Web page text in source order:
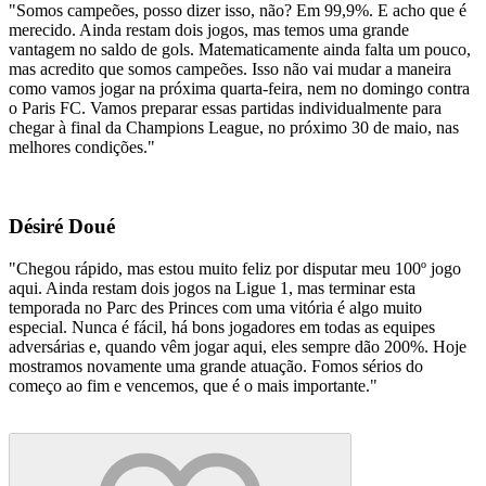
"Somos campeões, posso dizer isso, não? Em 99,9%. E acho que é
merecido. Ainda restam dois jogos, mas temos uma grande
vantagem no saldo de gols. Matematicamente ainda falta um pouco,
mas acredito que somos campeões. Isso não vai mudar a maneira
como vamos jogar na próxima quarta-feira, nem no domingo contra
o Paris FC. Vamos preparar essas partidas individualmente para
chegar à final da Champions League, no próximo 30 de maio, nas
melhores condições."
Désiré Doué
"Chegou rápido, mas estou muito feliz por disputar meu 100º jogo
aqui. Ainda restam dois jogos na Ligue 1, mas terminar esta
temporada no Parc des Princes com uma vitória é algo muito
especial. Nunca é fácil, há bons jogadores em todas as equipes
adversárias e, quando vêm jogar aqui, eles sempre dão 200%. Hoje
mostramos novamente uma grande atuação. Fomos sérios do
começo ao fim e vencemos, que é o mais importante."